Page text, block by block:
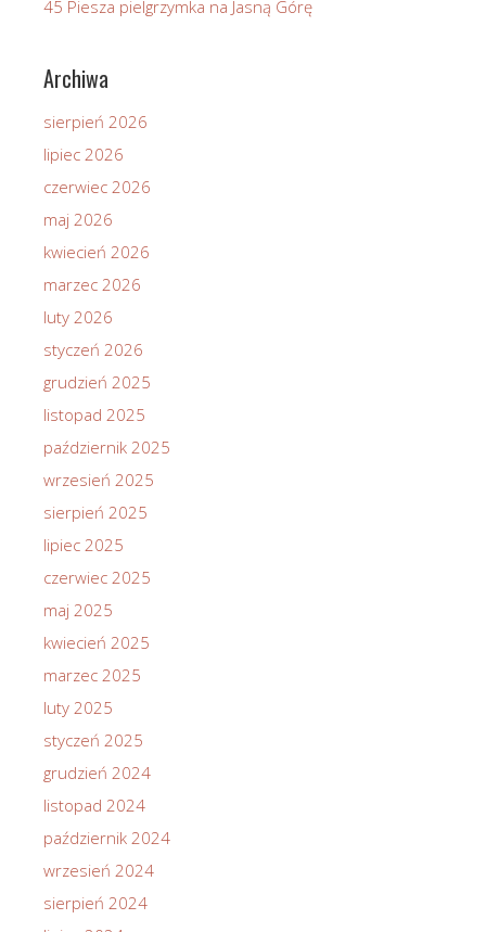
45 Piesza pielgrzymka na Jasną Górę
Archiwa
sierpień 2026
lipiec 2026
czerwiec 2026
maj 2026
kwiecień 2026
marzec 2026
luty 2026
styczeń 2026
grudzień 2025
listopad 2025
październik 2025
wrzesień 2025
sierpień 2025
lipiec 2025
czerwiec 2025
maj 2025
kwiecień 2025
marzec 2025
luty 2025
styczeń 2025
grudzień 2024
listopad 2024
październik 2024
wrzesień 2024
sierpień 2024